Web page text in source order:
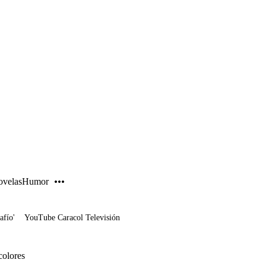
Humor
YouTube Caracol Televisión